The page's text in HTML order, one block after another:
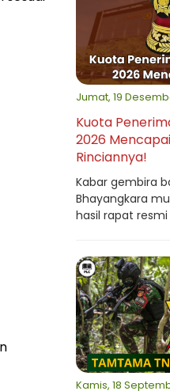
Jumat, 19
Kuota
2026
Rinciannya!
Kabar gembira
Bhayangkara
hasil rapat
Kamis, 18